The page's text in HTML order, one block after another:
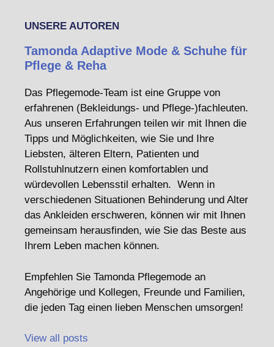
UNSERE AUTOREN
Tamonda Adaptive Mode & Schuhe für
Pflege & Reha
Das Pflegemode-Team ist eine Gruppe von
erfahrenen (Bekleidungs- und Pflege-)fachleuten.
Aus unseren Erfahrungen teilen wir mit Ihnen die
Tipps und Möglichkeiten, wie Sie und Ihre
Liebsten, älteren Eltern, Patienten und
Rollstuhlnutzern einen komfortablen und
würdevollen Lebensstil erhalten. Wenn in
verschiedenen Situationen Behinderung und Alter
das Ankleiden erschweren, können wir mit Ihnen
gemeinsam herausfinden, wie Sie das Beste aus
Ihrem Leben machen können.
Empfehlen Sie Tamonda Pflegemode an
Angehörige und Kollegen, Freunde und Familien,
die jeden Tag einen lieben Menschen umsorgen!
View all posts